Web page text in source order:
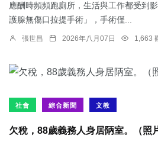
應酬時頻頻跑廁所，生活與工作都受到
護腺無傷口拉提手術」，手術僅...
張世昌 2026年八月07日 1,663
社會 綜合新聞 文教
欠稅，88歲義務人身居陃室。（照